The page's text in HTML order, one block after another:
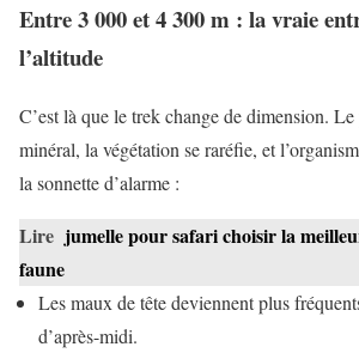
Entre 3 000 et 4 300 m : la vraie
l’altitude
C’est là que le trek change de dimension.
minéral, la végétation se raréfie, et
la sonnette d’alarme :
Lire jumelle pour safari choisir la
faune
Les maux de tête deviennent plus
d’après-midi.